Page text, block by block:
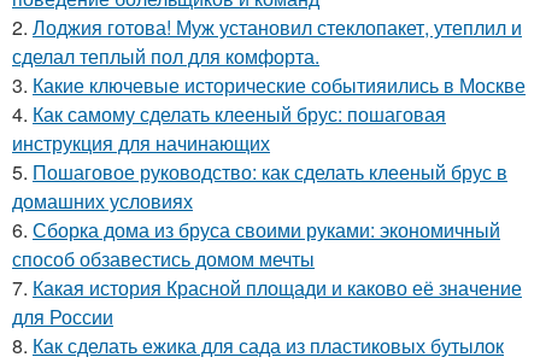
2. Лоджия готова! Муж установил стеклопакет, утеплил и
сделал теплый пол для комфорта.
3. Какие ключевые исторические событияились в Москве
4. Как самому сделать клееный брус: пошаговая
инструкция для начинающих
5. Пошаговое руководство: как сделать клееный брус в
домашних условиях
6. Сборка дома из бруса своими руками: экономичный
способ обзавестись домом мечты
7. Какая история Красной площади и каково её значение
для России
8. Как сделать ежика для сада из пластиковых бутылок